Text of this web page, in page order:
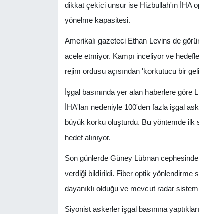
dikkat çekici unsur ise Hizbullah'ın İHA
yönelme kapasitesi.
Amerikalı gazeteci Ethan Levins de
acele etmiyor. Kampı inceliyor ve
rejim ordusu açısından 'korkutucu bir
İşgal basınında yer alan haberlere göre
İHA'ları nedeniyle 100'den fazla işgal
büyük korku oluşturdu. Bu yöntemde ilk
hedef alınıyor.
Son günlerde Güney Lübnan
verdiği bildirildi. Fiber optik yönlendirme
dayanıklı olduğu ve mevcut radar
Siyonist askerler işgal basınına